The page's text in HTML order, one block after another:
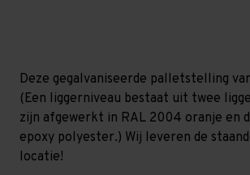
Deze gegalvaniseerde palletstelling
(Een liggerniveau bestaat uit twee
zijn afgewerkt in RAL 2004 oranje en
epoxy polyester.) Wij leveren de
locatie!